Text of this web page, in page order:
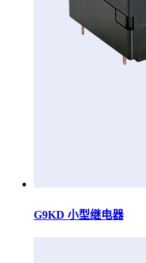
G9KD 小型继电器